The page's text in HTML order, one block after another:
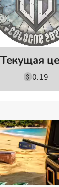
Текущая
0.19